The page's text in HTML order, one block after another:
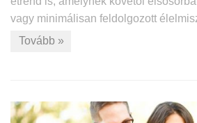
vagy minimálisan feldolgozott
Tovább »